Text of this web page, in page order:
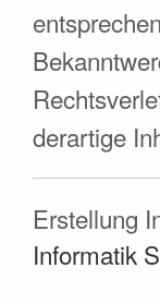
derartige
Erstellung
Informatik